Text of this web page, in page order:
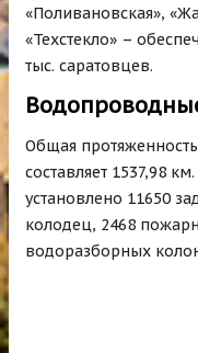
«Поливановская»,
«Техстекло» –
тыс. саратовцев.
Общая
составляет 1537,98
установлено 11650
колодец, 2468
водоразборных